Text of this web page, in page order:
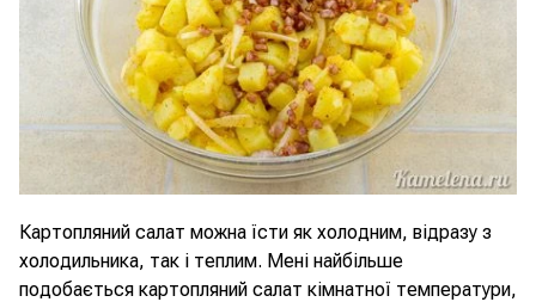
Картопляний салат можна їсти як холодним, відразу з
холодильника, так і теплим. Мені найбільше
подобається картопляний салат кімнатної температури,